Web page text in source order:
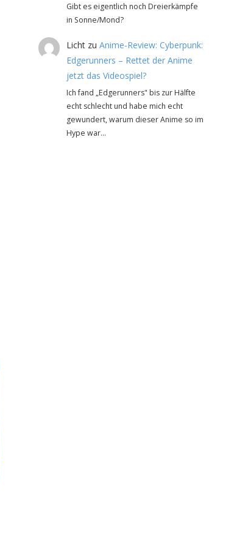
Gibt es eigentlich noch Dreierkämpfe
in Sonne/Mond?
Lichtzu Anime-Review: Cyberpunk:
Edgerunners – Rettet der Anime
jetzt das Videospiel?
Ich fand „Edgerunners" bis zur Hälfte
echt schlecht und habe mich echt
gewundert, warum dieser Anime so im
Hype war…